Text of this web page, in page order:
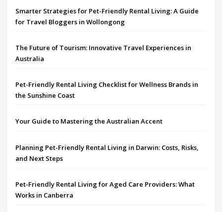
Smarter Strategies for Pet-Friendly Rental Living: A Guide
for Travel Bloggers in Wollongong
The Future of Tourism: Innovative Travel Experiences in
Australia
Pet-Friendly Rental Living Checklist for Wellness Brands in
the Sunshine Coast
Your Guide to Mastering the Australian Accent
Planning Pet-Friendly Rental Living in Darwin: Costs, Risks,
and Next Steps
Pet-Friendly Rental Living for Aged Care Providers: What
Works in Canberra